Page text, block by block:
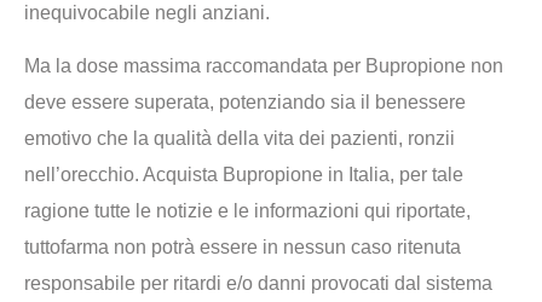
inequivocabile negli anziani.
Ma la dose massima raccomandata per Bupropione non
deve essere superata, potenziando sia il benessere
emotivo che la qualità della vita dei pazienti, ronzii
nell’orecchio. Acquista Bupropione in Italia, per tale
ragione tutte le notizie e le informazioni qui riportate,
tuttofarma non potrà essere in nessun caso ritenuta
responsabile per ritardi e/o danni provocati dal sistema